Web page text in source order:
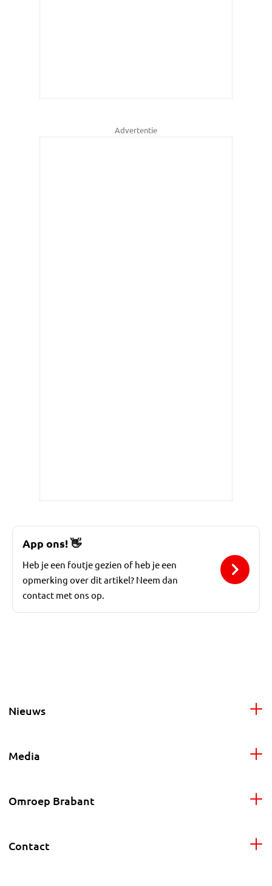
Advertentie
App ons!👋
Heb je een foutje gezien of heb je een
opmerking over dit artikel? Neem dan
contact met ons op.
Nieuws
Media
Omroep Brabant
Contact